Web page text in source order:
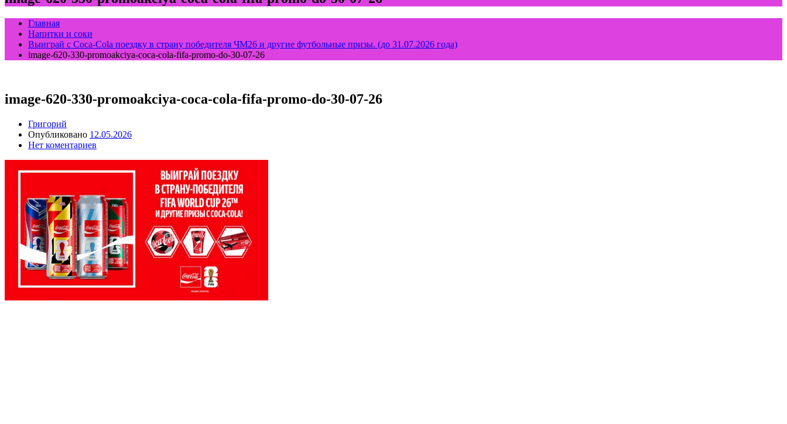
Главная
Напитки и соки
Выиграй с Coca-Cola поездку в страну победителя ЧМ26 и другие футбольные призы. (до 31.07.2026 года)
image-620-330-promoakciya-coca-cola-fifa-promo-do-30-07-26
image-620-330-promoakciya-coca-cola-fifa-promo-do-30-07-26
Григорий
Опубликовано 12.05.2026
Нет коментариев